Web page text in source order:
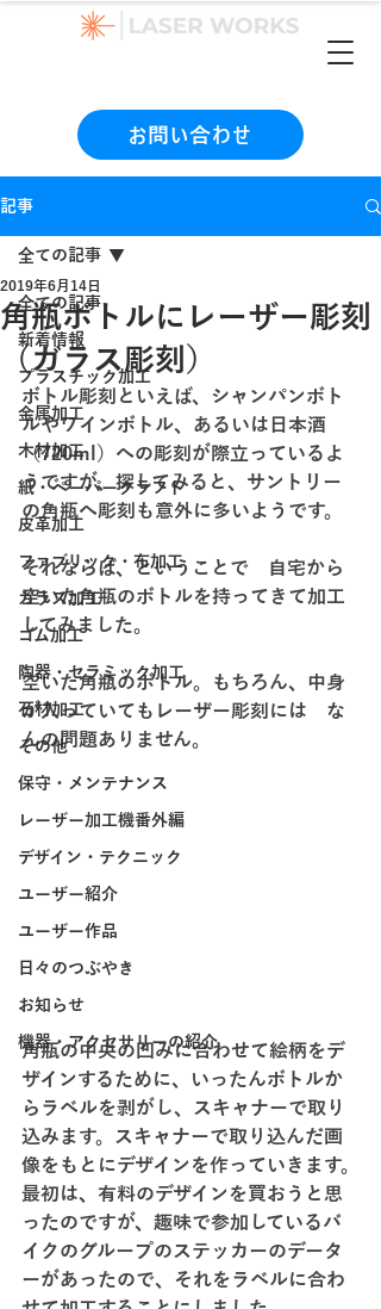
お問い合わせ
記事
全ての記事
新着情報
プラスチック加工
金属加工
木材加工
紙・ペーパークラフト
皮革加工
ファブリック・布加工
ガラス加工
ゴム加工
陶器・セラミック加工
石材加工
その他
保守・メンテナンス
レーザー加工機番外編
デザイン・テクニック
ユーザー紹介
ユーザー作品
日々のつぶやき
お知らせ
機器・アクセサリーの紹介
全ての記事
角瓶ボトルにレーザー彫刻
（ガラス彫刻）
2019年6月14日
ボトル彫刻といえば、シャンパンボト
ルやワインボトル、あるいは日本酒
（720ml）への彫刻が際立っているよ
うですが、探してみると、サントリー
の角瓶へ彫刻も意外に多いようです。
それならば、ということで　自宅から
空いた角瓶のボトルを持ってきて加工
してみました。
空いた角瓶のボトル。もちろん、中身
が入っていてもレーザー彫刻には　な
んの問題ありません。
角瓶の中央の凹みに合わせて絵柄をデ
ザインするために、いったんボトルか
らラベルを剥がし、スキャナーで取り
込みます。スキャナーで取り込んだ画
像をもとにデザインを作っていきます。
最初は、有料のデザインを買おうと思
ったのですが、趣味で参加しているバ
イクのグループのステッカーのデータ
ーがあったので、それをラベルに合わ